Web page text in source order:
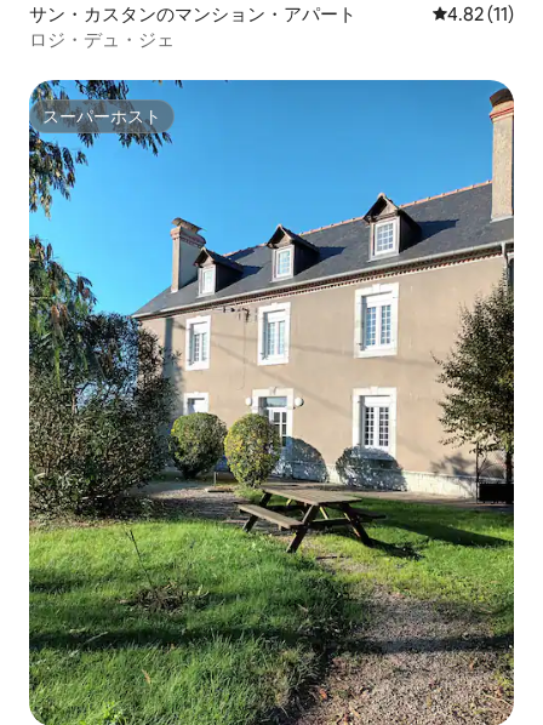
サン・カスタンのマンション・アパート レビュー11
4.82 (11)
ロジ・デュ・ジェ
スーパーホスト
スーパーホスト